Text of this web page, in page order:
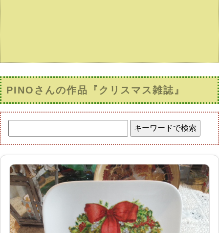
PINOさんの作品『クリスマス雑誌』